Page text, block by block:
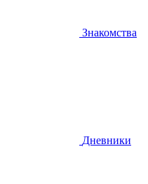
Знакомства
Дневники